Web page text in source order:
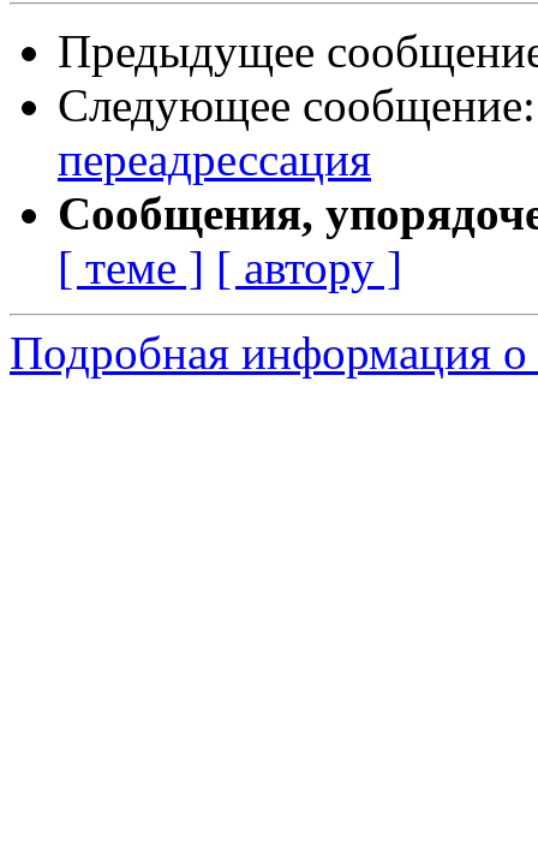
Предыдущее
Следующее
переадрессация
Сообщения,
[ теме ] [ автору ]
Подробная информация